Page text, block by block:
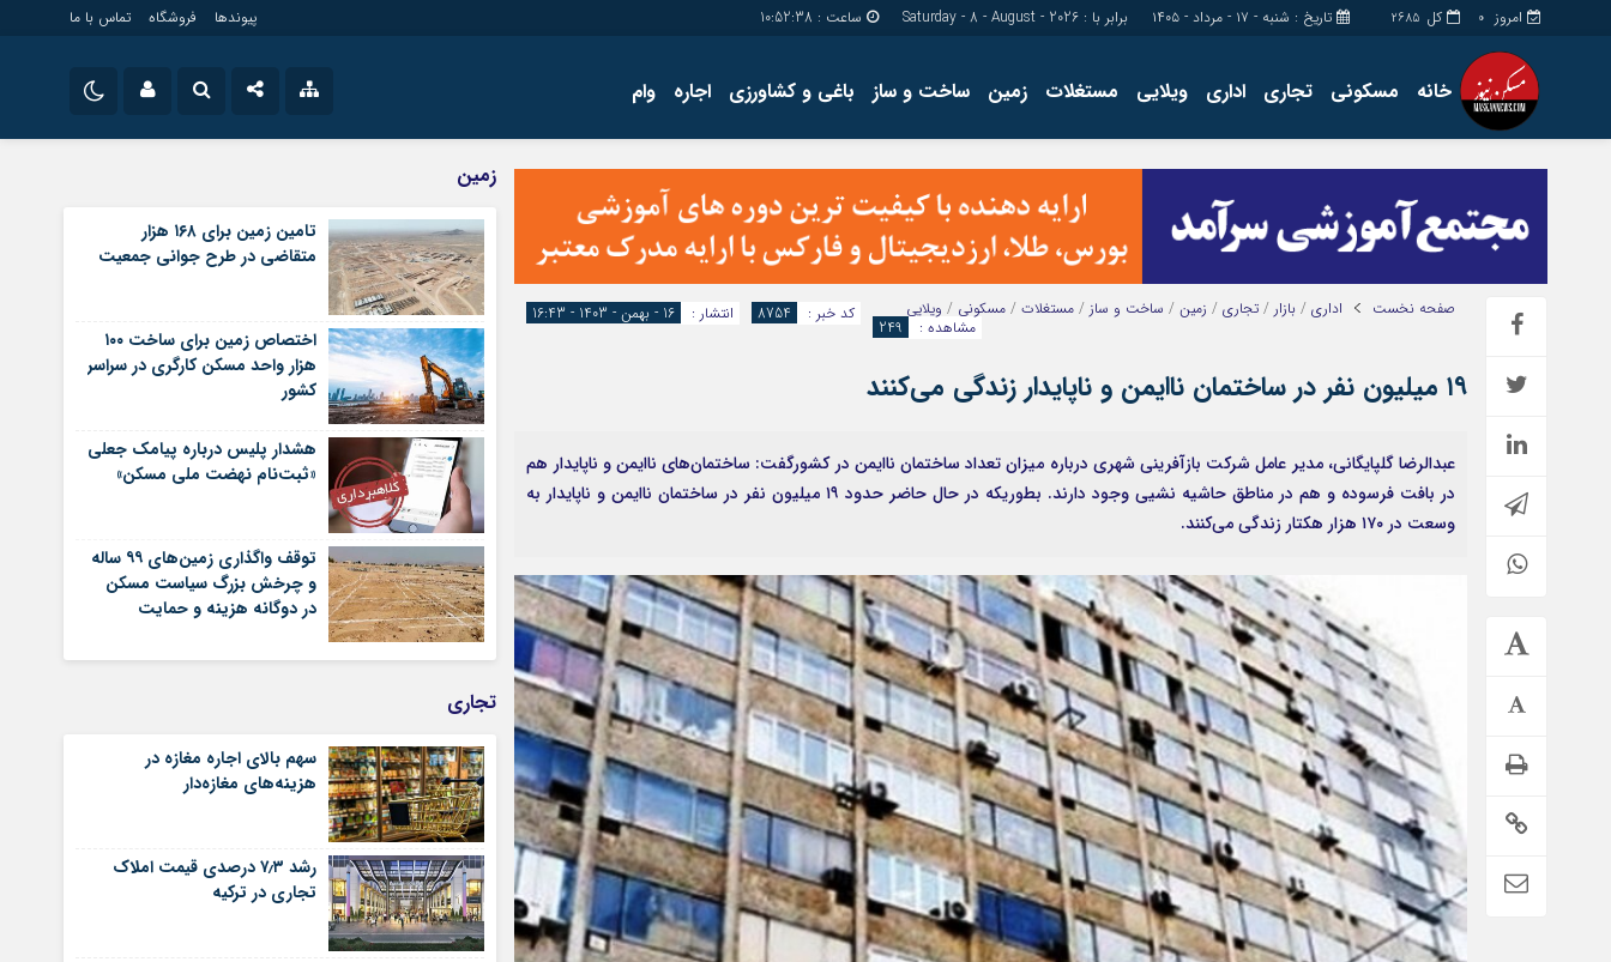
کل 2685 امروز 0 تاریخ : شنبه - ۱۷ - مرداد - ۱۴۰۵ برابر با : Saturday - 8 - August - 2026 ساعت : 10:52:39 پیوندها فروشگاه تماس با ما
خانه مسکونی تجاری اداری ویلایی مستغلات زمین ساخت و ساز باغی و کشاورزی اجاره وام
سروش
ایتا
آپارات
اپلیکیشن
رمز عبور
مرا به خاطر بسپار
اداری
تجاری
ساخت و ساز
چند رسانه
گالری فیلم
گالری عکس
حساب مشتری
دسترسی سریع
تماس با ما
پیوندهای سایت
سبد خريد
برگه دو ستونه
پیوندها
گروه اجتماعی
گروه اقتصاد
گروه فرهنگ
تجاری
زمین
ساخت و ساز
صفحه نخست اداری / بازار / تجاری / زمین / ساخت و ساز / مستغلات / مسکونی / ویلایی انتشار : 16 - بهمن - 1403 - 16:43 کد خبر : 8754
مشاهده : 249
۱۹ میلیون نفر در ساختمان ناایمن و ناپایدار زندگی می‌کنند
عبدالرضا گلپایگانی، مدیر عامل شرکت بازآفرینی شهری درباره میزان تعداد ساختمان ناایمن در کشورگفت: ساختمان‌های ناایمن و ناپایدار هم
در بافت فرسوده و هم در مناطق حاشیه نشیی وجود دارند. بطوریکه در حال حاضر حدود ۱۹ میلیون نفر در ساختمان ناایمن و ناپایدار به
وسعت در ۱۷۰ هزار هکتار زندگی می‌کنند.
زمین
تامین زمین برای ۱۶۸ هزار
متقاضی در طرح جوانی جمعیت
اختصاص زمین برای ساخت ۱۰۰
هزار واحد مسکن کارگری در سراسر
کشور
هشدار پلیس درباره پیامک جعلی
«ثبت‌نام نهضت ملی مسکن»
توقف واگذاری زمین‌های ۹۹ ساله
و چرخش بزرگ سیاست مسکن
در دوگانه هزینه و حمایت
تجاری
سهم بالای اجاره‌‌ مغازه در
هزینه‌‌های مغازه‌‌دار
رشد ۷٫۳ درصدی قیمت‌ املاک
تجاری در ترکیه